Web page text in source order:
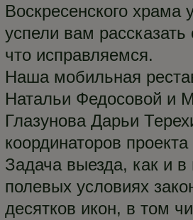
Воскресенского
успели вам
что исправляемся.
Наша мобильная
Натальи Федосовой и
Глазунова Дарьи
координаторов
Задача выезда, как и
полевых условиях
десятков икон, в том